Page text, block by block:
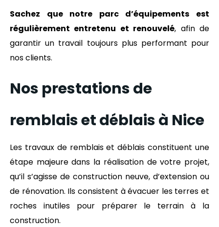
Sachez que notre parc d’équipements est
régulièrement entretenu et renouvelé, afin de
garantir un travail toujours plus performant pour
nos clients.
Nos prestations de
remblais et déblais à Nice
Les travaux de remblais et déblais constituent une
étape majeure dans la réalisation de votre projet,
qu’il s’agisse de construction neuve, d’extension ou
de rénovation. Ils consistent à évacuer les terres et
roches inutiles pour préparer le terrain à la
construction.